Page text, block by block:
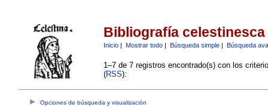
Bibliografía celestinesca
Inicio| Mostrar todo| Búsqueda simple| Búsqueda
1–7 de 7 registros encontrado(s) con los
(RSS):
Opciones de búsqueda y visualización